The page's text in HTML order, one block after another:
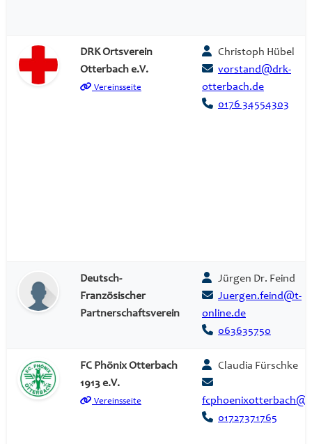
DRK Ortsverein
Otterbach e.V.
Vereinsseite
Christoph Hübel
vorstand@drk-
otterbach.de
0176 34554303
Deutsch-
Französischer
Partnerschaftsverein
Jürgen Dr. Feind
Juergen.feind@t-
online.de
063635750
FC Phönix Otterbach
1913 e.V.
Vereinsseite
Claudia Fürschke
01727371765